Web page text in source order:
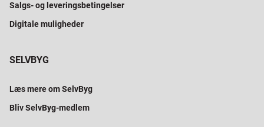
Salgs- og leveringsbetingelser
Digitale muligheder
SELVBYG
Læs mere om SelvByg
Bliv SelvByg-medlem